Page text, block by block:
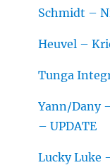
Schmidt –
Heuvel –
Tunga
Yann/Dany
– UPDATE
Lucky Luke